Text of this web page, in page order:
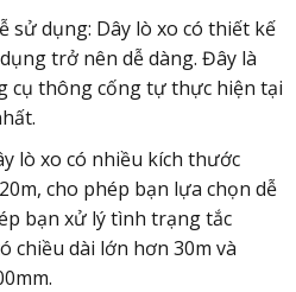
sử dụng: Dây lò xo có thiết kế
trở nên dễ dàng. Đây là
cụ thông cống tự thực hiện tại
lò xo có nhiều kích thước
cho phép bạn lựa chọn dễ
bạn xử lý tình trạng tắc
chiều dài lớn hơn 30m và